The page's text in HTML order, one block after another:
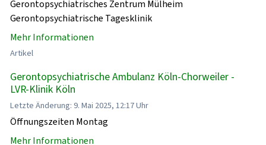
Gerontopsychiatrisches Zentrum Mülheim
Gerontopsychiatrische Tagesklinik
Mehr Informationen
Artikel
Gerontopsychiatrische Ambulanz Köln-Chorweiler -
LVR-Klinik Köln
Letzte Änderung: 9. Mai 2025, 12:17 Uhr
Öffnungszeiten Montag
Mehr Informationen